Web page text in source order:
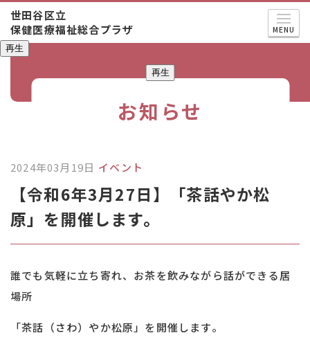
世田谷区立
保健医療福祉総合プラザ
MENU
再生
再生
お知らせ
2024年03月19日 イベント
【令和6年3月27日】「茶話やか松
原」を開催します。
誰でも気軽に立ち寄れ、お茶を飲みながら話ができる居
場所
「茶話（さわ）やか松原」を開催します。